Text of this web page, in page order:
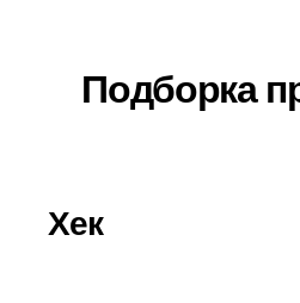
Подборка
Хек